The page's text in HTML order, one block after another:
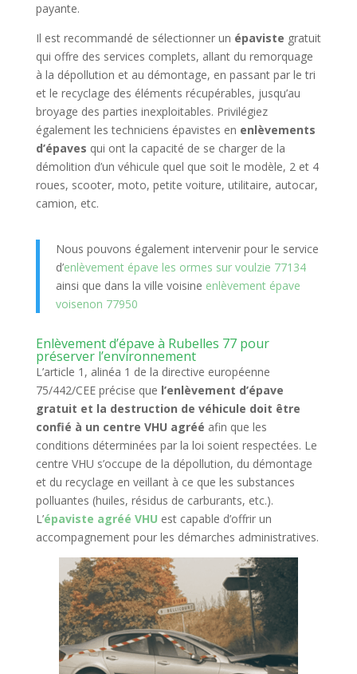
payante.
Il est recommandé de sélectionner un épaviste gratuit
qui offre des services complets, allant du remorquage
à la dépollution et au démontage, en passant par le tri
et le recyclage des éléments récupérables, jusqu’au
broyage des parties inexploitables. Privilégiez
également les techniciens épavistes en enlèvements
d’épaves qui ont la capacité de se charger de la
démolition d’un véhicule quel que soit le modèle, 2 et 4
roues, scooter, moto, petite voiture, utilitaire, autocar,
camion, etc.
Nous pouvons également intervenir pour le service
d’enlèvement épave les ormes sur voulzie 77134
ainsi que dans la ville voisine enlèvement épave
voisenon 77950
Enlèvement d’épave à Rubelles 77 pour
préserver l’environnement
L’article 1, alinéa 1 de la directive européenne
75/442/CEE précise que l’enlèvement d’épave
gratuit et la destruction de véhicule doit être
confié à un centre VHU agréé afin que les
conditions déterminées par la loi soient respectées. Le
centre VHU s’occupe de la dépollution, du démontage
et du recyclage en veillant à ce que les substances
polluantes (huiles, résidus de carburants, etc.).
L’épaviste agréé VHU est capable d’offrir un
accompagnement pour les démarches administratives.